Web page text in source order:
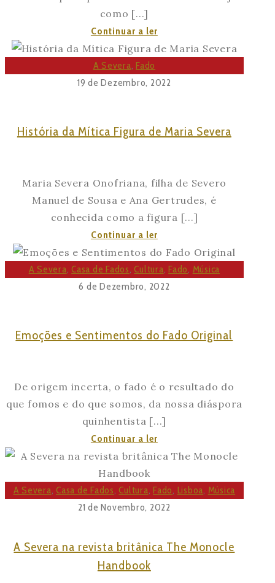
Identidade
Nacional
como [...]
Continuar a lerHistória
do
Alto
A Severa,Fado
19 de Dezembro, 2022
História da Mítica Figura de Maria Severa
Maria Severa Onofriana, filha de Severo
Manuel de Sousa e Ana Gertrudes, é
conhecida como a figura [...]
Continuar a lerHistória
da
Mítica
Figura
Severa
A Severa,Casa de Fados,Cultura,Fado, Música
6 de Dezembro, 2022
Emoções e Sentimentos do Fado Original
De origem incerta, o fado é o resultado do
que fomos e do que somos, da nossa diáspora
quinhentista [...]
Continuar a lerEmoções
e
do
Fado
A Severa,Casa de Fados,Cultura,Fado, Lisboa, Música
21 de Novembro, 2022
A Severa na revista britânica The Monocle
Handbook